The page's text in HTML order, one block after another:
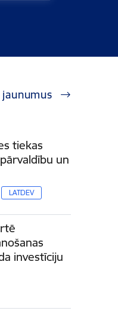
tiekas
un
LATDEV
investīciju